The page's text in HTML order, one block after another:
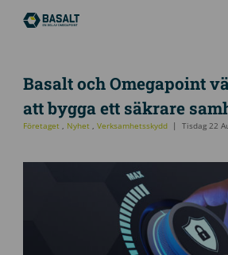
Basalt och Omegapoint
att bygga ett säkrare
Företaget Nyhet Verksamhetsskydd Tisdag 22